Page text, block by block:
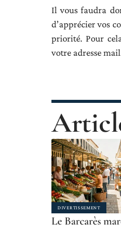
Il vous faudra
d’apprécier vos
priorité. Pour
votre adresse
DIVERTISSEMENT
Le Barcarès